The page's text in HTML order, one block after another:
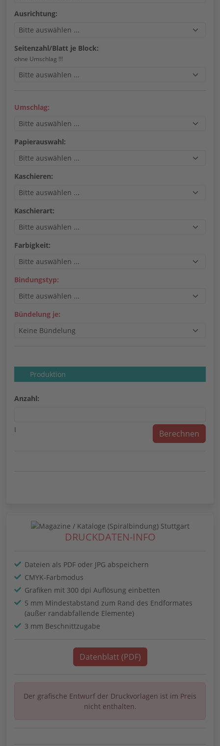
Ausrichtung:
Seitenzahl/Blatt je Block:
ohne Umschlag !!!
Umschlag:
Papierauswahl:
Kaschieren:
Kaschierart:
Farbigkeit:
Bindungstyp:
Bündelung je:
Produktion
Anzahl:
I
DRUCKDATEN-INFO
Dateien als PDF oder JPG abspeichern
CMYK-Farbmodus
Grafiken mit 300 dpi Auflösung einbetten
5 mm Mindestabstand zum Rand des Endformates
(außer randabfallende Elemente)
3 mm Beschnittzugabe
Datenblatt (PDF)
Der grafische Entwurf der Druckvorlagen ist im Preis
nicht enthalten.